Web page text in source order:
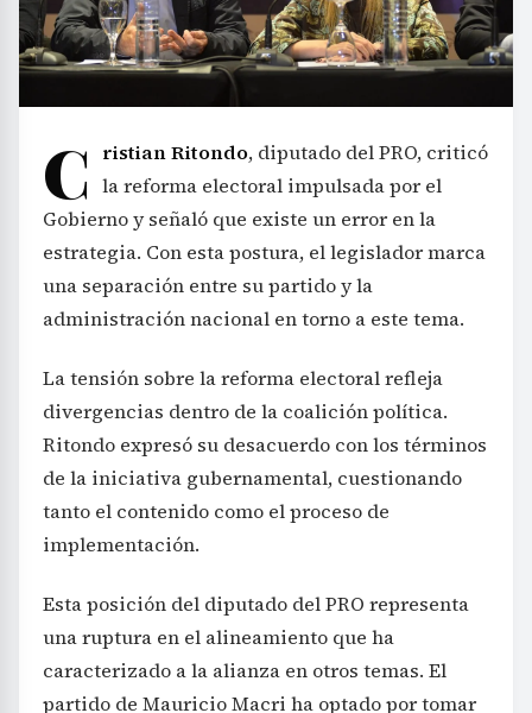
C ristian Ritondo, diputado del PRO, criticó
la reforma electoral impulsada por el
Gobierno y señaló que existe un error en la
estrategia. Con esta postura, el legislador marca
una separación entre su partido y la
administración nacional en torno a este tema.
La tensión sobre la reforma electoral refleja
divergencias dentro de la coalición política.
Ritondo expresó su desacuerdo con los términos
de la iniciativa gubernamental, cuestionando
tanto el contenido como el proceso de
implementación.
Esta posición del diputado del PRO representa
una ruptura en el alineamiento que ha
caracterizado a la alianza en otros temas. El
partido de Mauricio Macri ha optado por tomar